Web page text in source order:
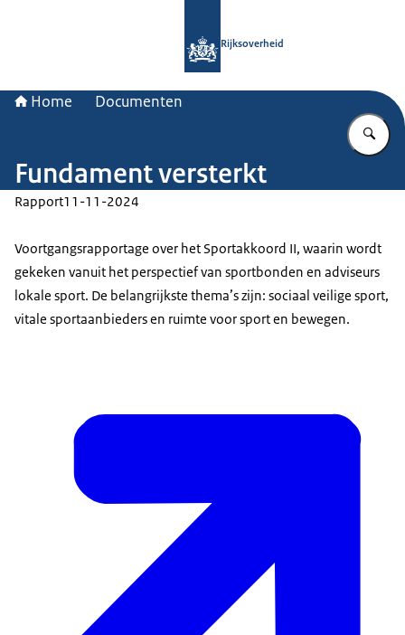
Rijksoverheid
Home Documenten
Fundament versterkt
Rapport11-11-2024
Voortgangsrapportage over het Sportakkoord II, waarin wordt
gekeken vanuit het perspectief van sportbonden en adviseurs
lokale sport. De belangrijkste thema’s zijn: sociaal veilige sport,
vitale sportaanbieders en ruimte voor sport en bewegen.